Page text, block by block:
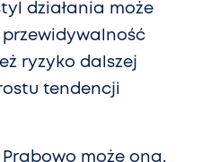
działania może
przewidywalność
ryzyko dalszej
tendencji
może ona,